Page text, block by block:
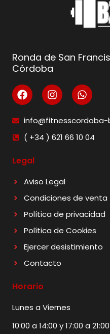
Ronda de San
Córdoba
info@fitnesscordoba-
( +34 ) 621 66 10 04
Legal
Aviso Legal
Condiciones de venta
Política de privacidad
Política de Cookies
Ejercer desistimiento
Contacto
Horario
Lunes a Viernes
10:00 a 14:00 y 17:00 a 21:00